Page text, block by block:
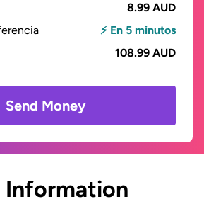
8.99 AUD
⚡ En 5 minutos
108.99 AUD
Send Money
Information